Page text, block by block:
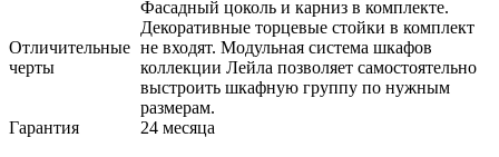
Отличительные
черты
Фасадный цоколь и карниз в комплекте.
Декоративные торцевые стойки в комплект
не входят. Модульная система шкафов
коллекции Лейла позволяет самостоятельно
выстроить шкафную группу по нужным
размерам.
Гарантия
24 месяца